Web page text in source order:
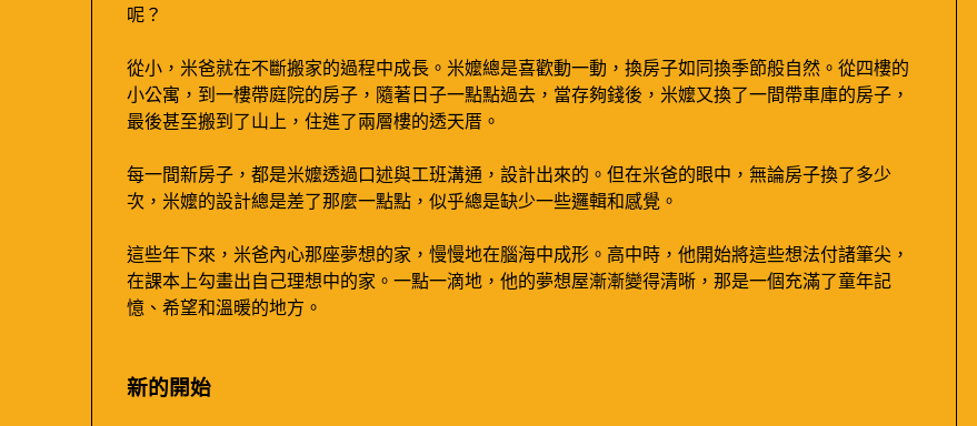
呢？
從小，米爸就在不斷搬家的過程中成長。米嬤總是喜歡動一動，換房子如同換季節般自然。從四樓的
小公寓，到一樓帶庭院的房子，隨著日子一點點過去，當存夠錢後，米嬤又換了一間帶車庫的房子，
最後甚至搬到了山上，住進了兩層樓的透天厝。
每一間新房子，都是米嬤透過口述與工班溝通，設計出來的。但在米爸的眼中，無論房子換了多少
次，米嬤的設計總是差了那麼一點點，似乎總是缺少一些邏輯和感覺。
這些年下來，米爸內心那座夢想的家，慢慢地在腦海中成形。高中時，他開始將這些想法付諸筆尖，
在課本上勾畫出自己理想中的家。一點一滴地，他的夢想屋漸漸變得清晰，那是一個充滿了童年記
憶、希望和溫暖的地方。
新的開始